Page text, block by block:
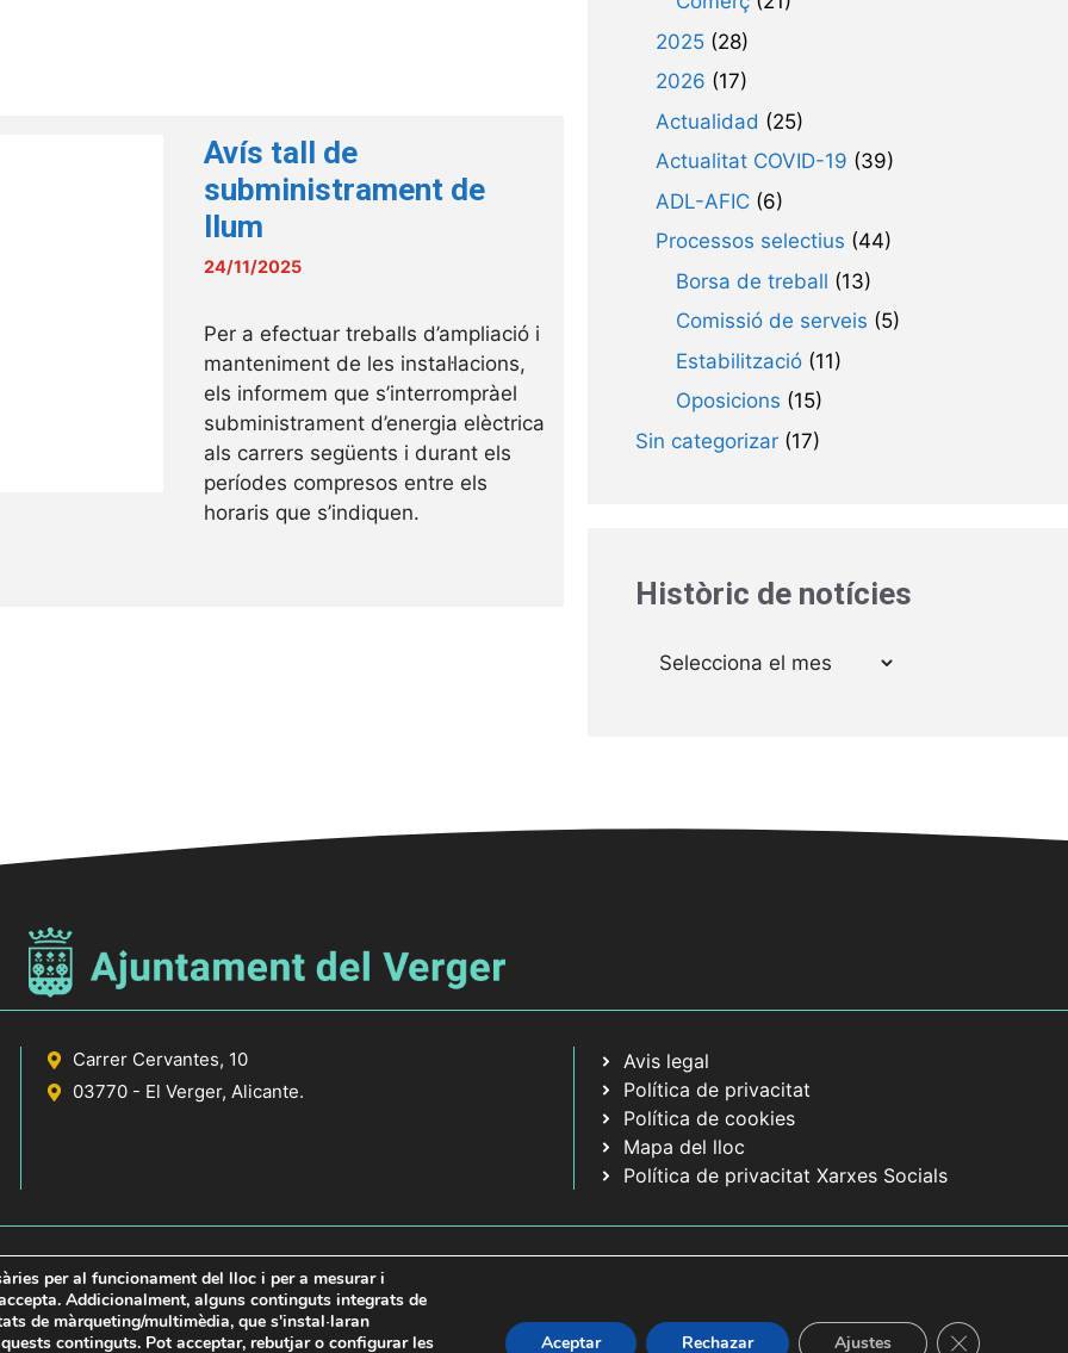
Avís tall de
subministrament de
llum
24/11/2025
Per a efectuar treballs d’ampliació i
manteniment de les instal·lacions,
els informem que s’interrompràel
subministrament d’energia elèctrica
als carrers següents i durant els
períodes compresos entre els
horaris que s’indiquen.
2025(28)
2026 (17)
Actualidad (25)
Actualitat COVID-19 (39)
ADL-AFIC(6)
Processos selectius (44)
Borsa de treball (13)
Comissió de serveis (5)
Estabilització(11)
Oposicions (15)
Sin categorizar(17)
Històric de notícies
Arxius
Carrer Cervantes, 10
03770 - El Verger, Alicante.
Avis legal
Política de privacitat
Política de cookies
Mapa del lloc
Política de privacitat Xarxes Socials
per al funcionament del lloc i per a mesurar i
Addicionalment, alguns continguts integrats de
de màrqueting/multimèdia, que s'instal·laran
continguts. Pot acceptar, rebutjar o configurar les
Aceptar Rechazar Ajustes Tanca el